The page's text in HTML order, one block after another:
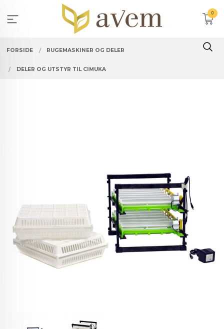
innholdet
0
FORSIDE RUGEMASKINER OG DELER
DELER OG UTSTYR TIL CIMUKA